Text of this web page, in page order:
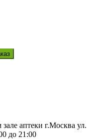
аптеки г.Москва ул.
до 21:00